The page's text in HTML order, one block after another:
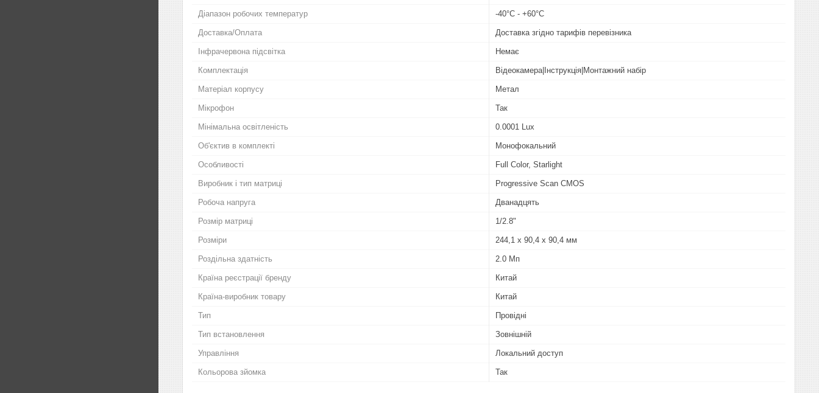
Діапазон робочих температур -40°C - +60°C
Доставка/Оплата Доставка згідно тарифів перевізника
Інфрачервона підсвітка Немає
Комплектація Відеокамера|Інструкція|Монтажний набір
Матеріал корпусу Метал
Мікрофон Так
Мінімальна освітленість 0.0001 Lux
Об'єктив в комплекті Монофокальний
Особливості Full Color, Starlight
Виробник і тип матриці Progressive Scan CMOS
Робоча напруга Дванадцять
Розмір матриці 1/2.8"
Розміри 244,1 х 90,4 х 90,4 мм
Роздільна здатність 2.0 Мп
Країна реєстрації бренду Китай
Країна-виробник товару Китай
Тип Провідні
Тип встановлення Зовнішній
Управління Локальний доступ
Кольорова зйомка Так